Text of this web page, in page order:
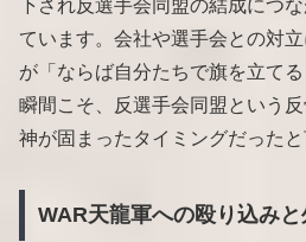
下され反選手会同盟の結成につ
ています。会社や選手会との対
が「ならば自分たちで旗を立て
瞬間こそ、反選手会同盟という
神が固まったタイミングだったと
WAR天龍軍への殴り込み